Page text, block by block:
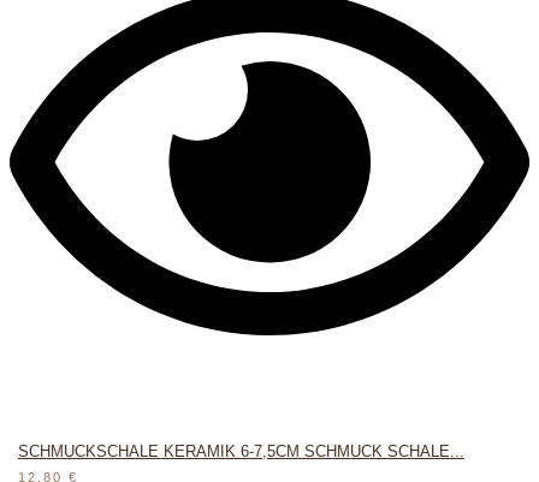
SCHMUCKSCHALE KERAMIK 6-7,5CM SCHMUCK SCHALE...
12,80 €